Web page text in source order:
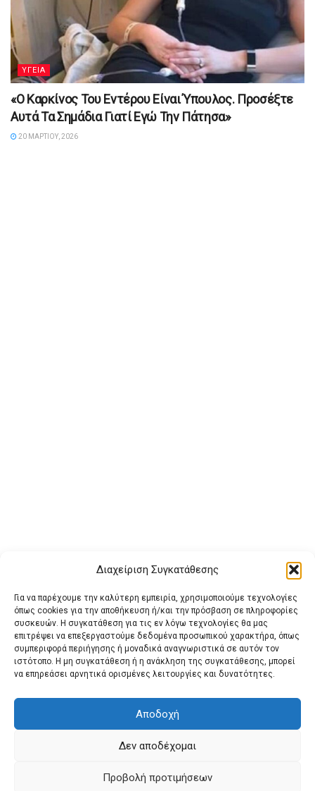
Διαχείριση Συγκατάθεσης
Για να παρέχουμε την καλύτερη εμπειρία, χρησιμοποιούμε τεχνολογίες
όπως cookies για την αποθήκευση ή/και την πρόσβαση σε πληροφορίες
συσκευών. Η συγκατάθεση για τις εν λόγω τεχνολογίες θα μας
επιτρέψει να επεξεργαστούμε δεδομένα προσωπικού χαρακτήρα, όπως
συμπεριφορά περιήγησης ή μοναδικά αναγνωριστικά σε αυτόν τον
ιστότοπο. Η μη συγκατάθεση ή η ανάκληση της συγκατάθεσης, μπορεί
να επηρεάσει αρνητικά ορισμένες λειτουργίες και δυνατότητες.
Αποδοχή
Δεν αποδέχομαι
Προβολή προτιμήσεων
YΓΕΙΑ
«Ο Καρκίνος Του Εντέρου Είναι Ύπουλος. Προσέξτε
Αυτά Τα Σημάδια Γιατί Εγώ Την Πάτησα»
20 ΜΑΡΤΊΟΥ, 2026
Buy Adspace ΑΡΧΙΚΗ ΕΠΙΚΟΙΝΩΝΙΑ
ΟΡΟΙ ΧΡΗΣΗΣ